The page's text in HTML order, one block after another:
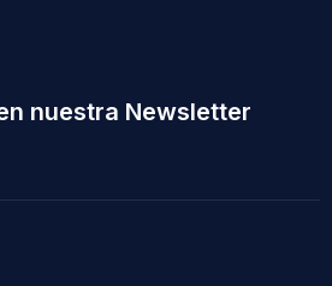
nuestra Newsletter